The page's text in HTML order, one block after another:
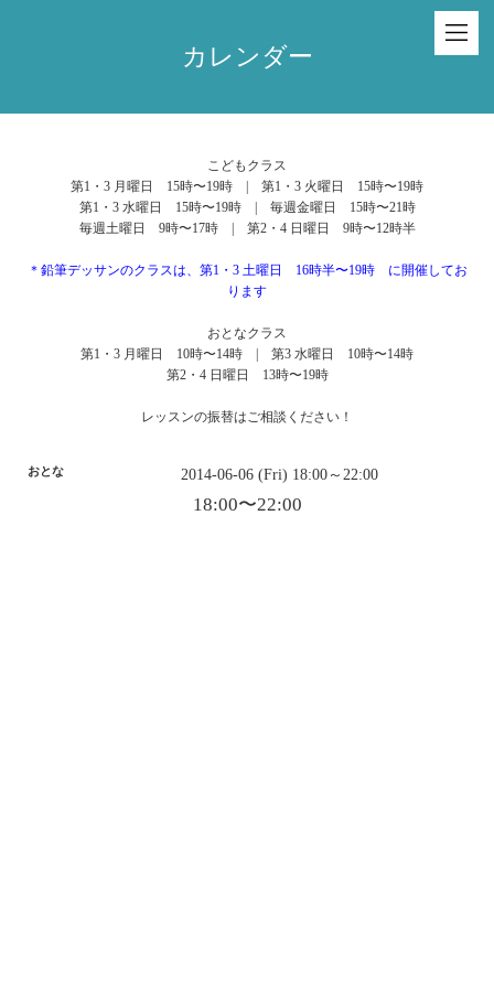
カレンダー
こどもクラス
第1・3 月曜日 15時〜19時 | 第1・3 火曜日 15時〜19時
第1・3 水曜日 15時〜19時 | 毎週金曜日 15時〜21時
毎週土曜日 9時〜17時 | 第2・4 日曜日 9時〜12時半
＊鉛筆デッサンのクラスは、第1・3 土曜日 16時半〜19時 に開催してお
ります
おとなクラス
第1・3 月曜日 10時〜14時 | 第3 水曜日 10時〜14時
第2・4 日曜日 13時〜19時
レッスンの振替はご相談ください！
おとな 2014-06-06 (Fri) 18:00～22:00
18:00〜22:00